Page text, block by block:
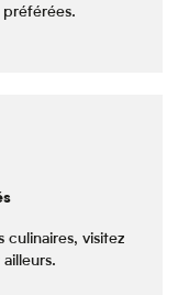
préférées.
culinaires, visitez